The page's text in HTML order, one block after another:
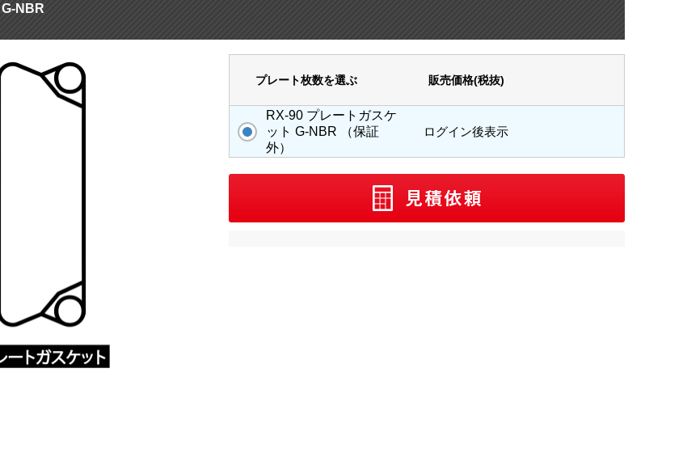
NBR
プレート枚数を選ぶ 販売価格(税抜)
RX-90 プレートガスケ
ット G-NBR （保証
外）
ログイン後表示